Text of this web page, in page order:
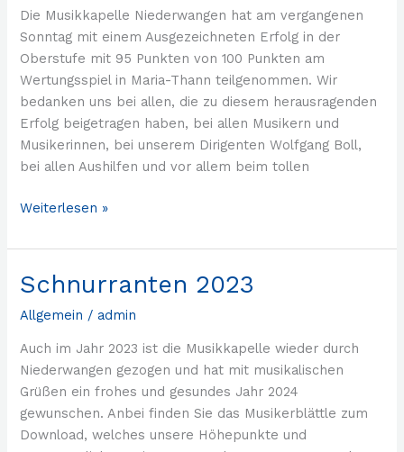
Die Musikkapelle Niederwangen hat am vergangenen
Sonntag mit einem Ausgezeichneten Erfolg in der
Oberstufe mit 95 Punkten von 100 Punkten am
Wertungsspiel in Maria-Thann teilgenommen. Wir
bedanken uns bei allen, die zu diesem herausragenden
Erfolg beigetragen haben, bei allen Musikern und
Musikerinnen, bei unserem Dirigenten Wolfgang Boll,
bei allen Aushilfen und vor allem beim tollen
Weiterlesen »
Schnurranten 2023
Allgemein / admin
Auch im Jahr 2023 ist die Musikkapelle wieder durch
Niederwangen gezogen und hat mit musikalischen
Grüßen ein frohes und gesundes Jahr 2024
gewunschen. Anbei finden Sie das Musikerblättle zum
Download, welches unsere Höhepunkte und
Schnurranten